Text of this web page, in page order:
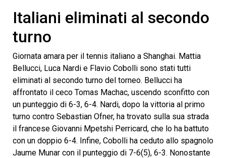
Italiani eliminati al secondo
turno
Giornata amara per il tennis italiano a Shanghai. Mattia
Bellucci, Luca Nardi e Flavio Cobolli sono stati tutti
eliminati al secondo turno del torneo. Bellucci ha
affrontato il ceco Tomas Machac, uscendo sconfitto con
un punteggio di 6-3, 6-4. Nardi, dopo la vittoria al primo
turno contro Sebastian Ofner, ha trovato sulla sua strada
il francese Giovanni Mpetshi Perricard, che lo ha battuto
con un doppio 6-4. Infine, Cobolli ha ceduto allo spagnolo
Jaume Munar con il punteggio di 7-6(5), 6-3. Nonostante